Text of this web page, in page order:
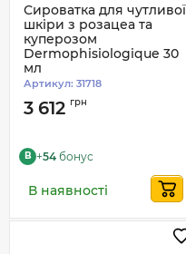
Сироватка для чутливої
шкіри з розацеа та
куперозом
Dermophisiologique 30
мл
Артикул: 31718
3 612 грн
B +54 бонус
В наявності